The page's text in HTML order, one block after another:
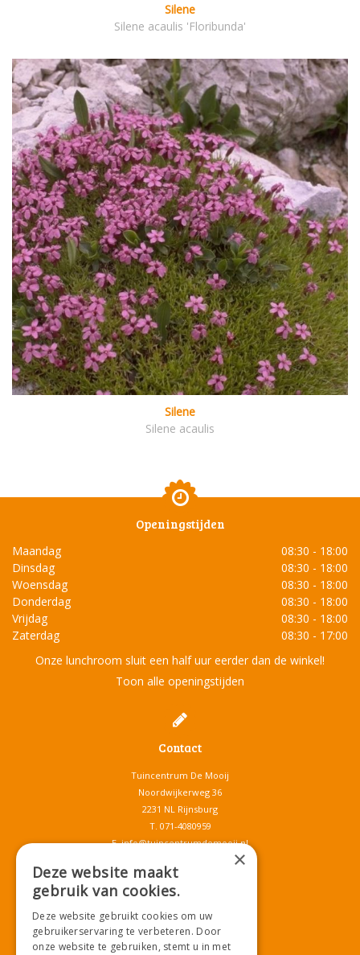
Silene
Silene acaulis 'Floribunda'
Silene
Silene acaulis
Openingstijden
Maandag
08:30 - 18:00
Dinsdag
08:30 - 18:00
Woensdag
08:30 - 18:00
Donderdag
08:30 - 18:00
Vrijdag
08:30 - 18:00
Zaterdag
08:30 - 17:00
Onze lunchroom sluit een half uur eerder dan de winkel!
Toon alle openingstijden
Contact
Tuincentrum De Mooij
Noordwijkerweg 36
2231 NL Rijnsburg
T. 071-4080959
E.info@tuincentrumdemooij.nl
Download onze App!
×
Deze website maakt
gebruik van cookies.
Deze website gebruikt cookies om uw
gebruikerservaring te verbeteren. Door
onze website te gebruiken, stemt u in met